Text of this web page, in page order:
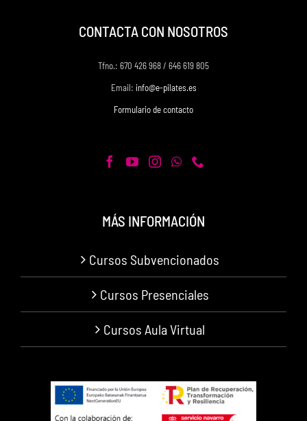
CONTACTA CON NOSOTROS
Tfno.: 670 426 968 / 646 619 805
Email: info@e-pilates.es
Formulario de contacto
MÁS INFORMACIÓN
Cursos Subvencionados
Cursos Presenciales
Cursos Aula Virtual